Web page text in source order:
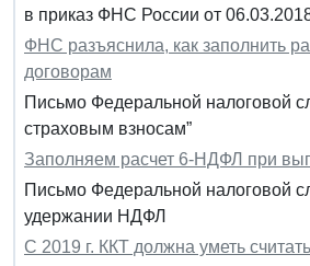
в приказ ФНС России от
ФНС разъяснила, как заполнить
договорам
Письмо Федеральной налоговой
страховым взносам”
Заполняем расчет 6-НДФЛ при
Письмо Федеральной налоговой
удержании НДФЛ
С 2019 г. ККТ должна уметь